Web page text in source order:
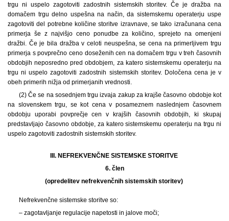
trgu ni uspelo zagotoviti zadostnih sistemskih storitev. Če je dražba na
domačem trgu delno uspešna na način, da sistemskemu operaterju uspe
zagotoviti del potrebne količine storitve izravnave, se tako izračunana cena
primerja še z najvišjo ceno ponudbe za količino, sprejeto na omenjeni
dražbi. Če je bila dražba v celoti neuspešna, se cena na primerljivem trgu
primerja s povprečno ceno doseženih cen na domačem trgu v treh časovnih
obdobjih neposredno pred obdobjem, za katero sistemskemu operaterju na
trgu ni uspelo zagotoviti zadostnih sistemskih storitev. Določena cena je v
obeh primerih nižja od primerjanih vrednosti.
(2) Če se na sosednjem trgu izvaja zakup za krajše časovno obdobje kot
na slovenskem trgu, se kot cena v posameznem naslednjem časovnem
obdobju uporabi povprečje cen v krajših časovnih obdobjih, ki skupaj
predstavljajo časovno obdobje, za katero sistemskemu operaterju na trgu ni
uspelo zagotoviti zadostnih sistemskih storitev.
III. NEFREKVENČNE SISTEMSKE STORITVE
6. člen
(opredelitev nefrekvenčnih sistemskih storitev)
Nefrekvenčne sistemske storitve so:
– zagotavljanje regulacije napetosti in jalove moči;